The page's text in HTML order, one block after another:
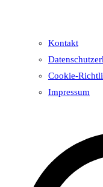
Kontakt
Cookie-
Impressum